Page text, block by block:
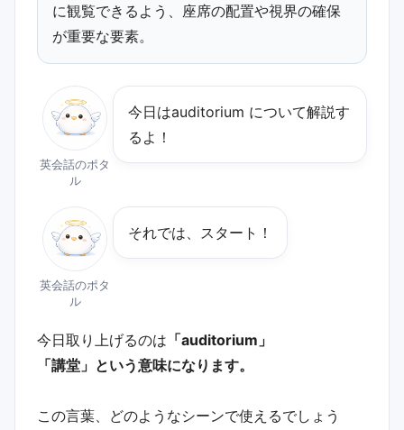
に観覧できるよう、座席の配置や視界の確保
が重要な要素。
英会話のポタ
ル
今日は﻿auditorium について解説す
るよ！
英会話のポタ
ル
それでは、スタート！
今日取り上げるのは 「auditorium」
「講堂」という意味になります。
この言葉、どのようなシーンで使えるでしょう